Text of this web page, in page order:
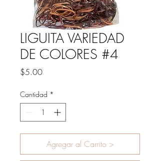
LIGUITA VARIEDAD
DE COLORES #4
$5.00Precio
Cantidad *
Agregar al Carrito >